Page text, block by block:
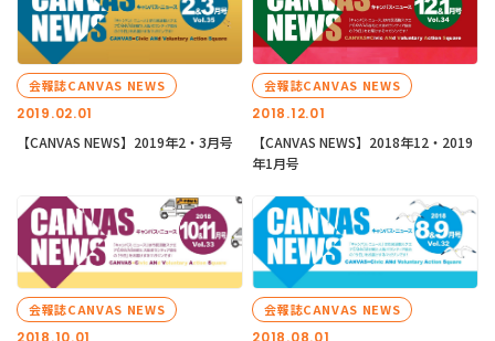
2019.02.01
会報誌CANVAS NEWS
【CANVAS NEWS】2019年2・3月号
2018.12.01
会報誌CANVAS NEWS
【CANVAS NEWS】2018年12・2019
年1月号
2018.10.01
会報誌CANVAS NEWS
2018.08.01
会報誌CANVAS NEWS